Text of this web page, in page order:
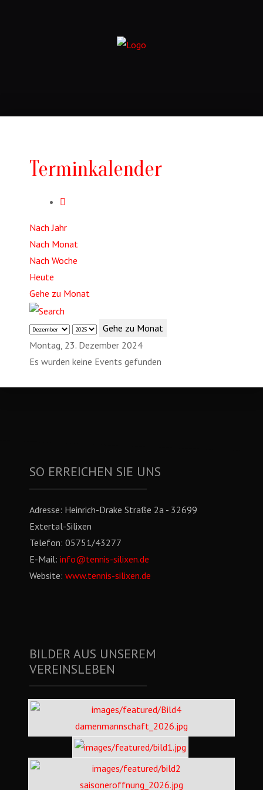
Terminkalender
Nach Jahr
Nach Monat
Nach Woche
Heute
Gehe zu Monat
Gehe zu Monat
Montag, 23. Dezember 2024
Es wurden keine Events gefunden
SO ERREICHEN SIE UNS
Adresse: Heinrich-Drake Straße 2a - 32699
Extertal-Silixen
Telefon: 05751/43277
E-Mail: info@tennis-silixen.de
Website: www.tennis-silixen.de
BILDER AUS UNSEREM
VEREINSLEBEN